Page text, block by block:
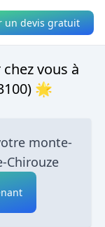
un devis gratuit
vous à
🌟
monte-
Chirouze